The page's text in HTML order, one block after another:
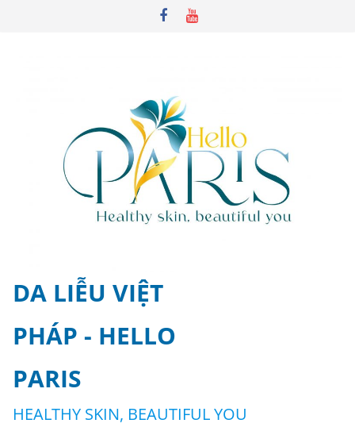
DA LIỄU VIỆT
PHÁP - HELLO
PARIS
HEALTHY SKIN, BEAUTIFUL YOU